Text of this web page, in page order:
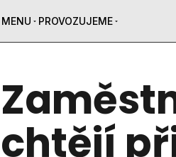
MENU PROVOZUJEME
chtějí